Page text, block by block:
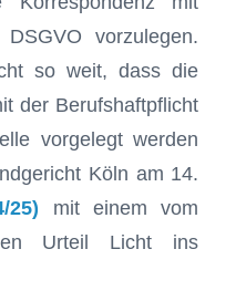
vorzulegen.
so weit, dass die
der Berufshaftpflicht
vorgelegt werden
Köln am 14.
mit einem vom
Urteil Licht ins